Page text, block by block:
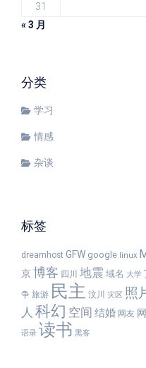
31
« 3 月
分类
学习
情感
杂谈
标签
dreamhost GFW google linux
京博客 四川 地震 域名 大学
争 旅游 民主 汶川 灾区 照
人 科幻 空间 结婚 网友
语录 读书 黑客